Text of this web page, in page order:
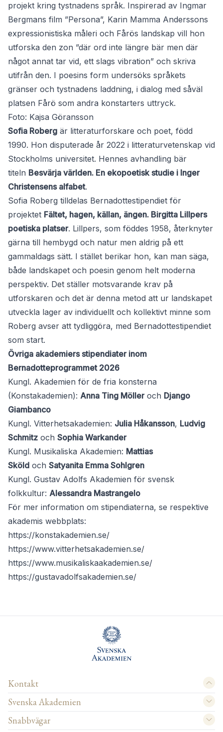
projekt kring tystnadens språk. Inspirerad av Ingmar
Bergmans film ”Persona”, Karin Mamma Anderssons
expressionistiska måleri och Fårös landskap vill hon
utforska den zon ”där ord inte längre bär men där
något annat tar vid, ett slags vibration” och skriva
utifrån den. I poesins form undersöks språkets
gränser och tystnadens laddning, i dialog med såväl
platsen Fårö som andra konstarters uttryck.
Foto: Kajsa Göransson
Sofia Roberg är litteraturforskare och poet, född
1990. Hon disputerade år 2022 i litteraturvetenskap vid
Stockholms universitet. Hennes avhandling bär
titeln Besvärja världen. En ekopoetisk studie i Inger
Christensens alfabet.
Sofia Roberg tilldelas Bernadottestipendiet för
projektet Fältet, hagen, källan, ängen. Birgitta Lillpers
poetiska platser. Lillpers, som föddes 1958, återknyter
gärna till hembygd och natur men aldrig på ett
gammaldags sätt. I stället berikar hon, kan man säga,
både landskapet och poesin genom helt moderna
perspektiv. Det ställer motsvarande krav på
utforskaren och det är denna metod att ur landskapet
utveckla lager av individuellt och kollektivt minne som
Roberg avser att tydliggöra, med Bernadottestipendiet
som start.
Övriga akademiers stipendiater inom
Bernadotteprogrammet 2026
Kungl. Akademien för de fria konsterna
(Konstakademien): Anna Ting Mölleroch Django
Giambanco
Kungl. Vitterhetsakademien: Julia Håkansson, Ludvig
Schmitz och Sophia Warkander
Kungl. Musikaliska Akademien: Mattias
Sköld och Satyanita Emma Sohlgren
Kungl. Gustav Adolfs Akademien för svensk
folkkultur: Alessandra Mastrangelo
För mer information om stipendiaterna, se respektive
akademis webbplats:
https://konstakademien.se/
https://www.vitterhetsakademien.se/
https://www.musikaliskaakademien.se/
https://gustavadolfsakademien.se/
Kontakt
Svenska Akademien
Snabbvägar